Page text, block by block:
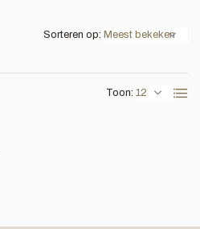
Toon:
Sorteren op: